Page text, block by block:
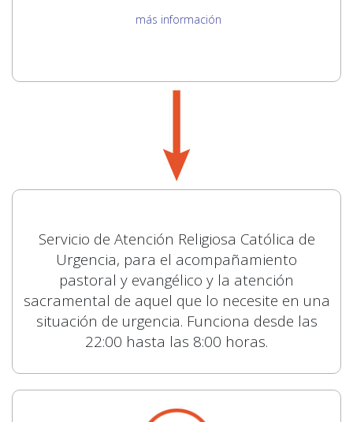
más información
Servicio de Atención Religiosa Católica de
Urgencia, para el acompañamiento
pastoral y evangélico y la atención
sacramental de aquel que lo necesite en una
situación de urgencia. Funciona desde las
22:00 hasta las 8:00 horas.